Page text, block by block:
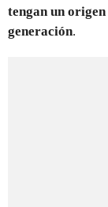
tengan un
generación.